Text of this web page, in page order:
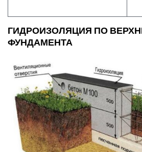
ГИДРОИЗОЛЯЦИЯ ПО
ФУНДАМЕНТА